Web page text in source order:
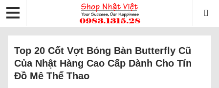
Top 20 Cốt Vợt Bóng Bàn Butterfly Cũ
Của Nhật Hàng Cao Cấp Dành Cho Tín
Đồ Mê Thể Thao